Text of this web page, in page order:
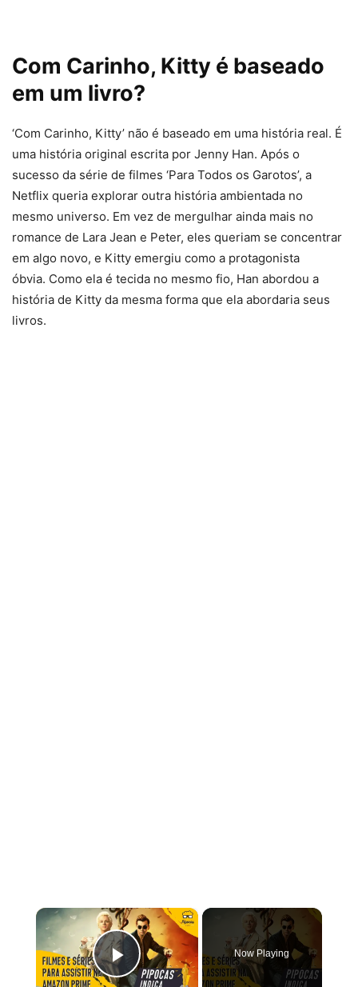
Com Carinho, Kitty é baseado
em um livro?
‘Com Carinho, Kitty’ não é baseado em uma história real. É
uma história original escrita por Jenny Han. Após o
sucesso da série de filmes ‘Para Todos os Garotos’, a
Netflix queria explorar outra história ambientada no
mesmo universo. Em vez de mergulhar ainda mais no
romance de Lara Jean e Peter, eles queriam se concentrar
em algo novo, e Kitty emergiu como a protagonista
óbvia. Como ela é tecida no mesmo fio, Han abordou a
história de Kitty da mesma forma que ela abordaria seus
livros.
×
Play Video
Now Playing